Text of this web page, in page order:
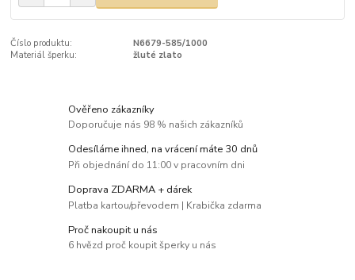
Číslo produktu:
N6679-585/1000
Materiál šperku:
žluté zlato
Ověřeno zákazníky
Doporučuje nás 98 % našich zákazníků
Odesíláme ihned, na vrácení máte 30 dnů
Při objednání do 11:00 v pracovním dni
Doprava ZDARMA + dárek
Platba kartou/převodem | Krabička zdarma
Proč nakoupit u nás
6 hvězd proč koupit šperky u nás